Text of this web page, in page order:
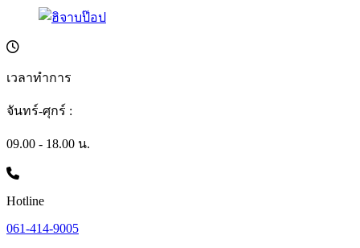
เวลาทำการ
จันทร์-ศุกร์ :
09.00 - 18.00 น.
Hotline
061-414-9005